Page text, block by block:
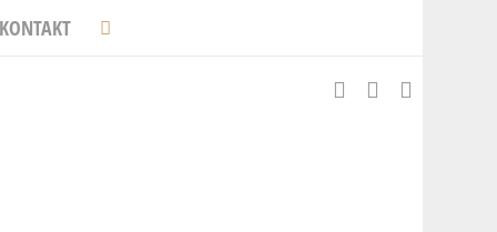
KONTAKT